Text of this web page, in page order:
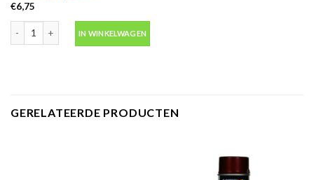
€6,75
Blanke lak hooglans in spuitbus 500ml -Motip 04009 aantal
IN WINKELWAGEN
GERELATEERDE PRODUCTEN